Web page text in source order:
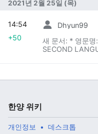
2021년 2월 25일 (목)
Dhyun99
새 문서: * 영문
SECOND
14:54
+50
한양 위키
개인정보 데스크톱